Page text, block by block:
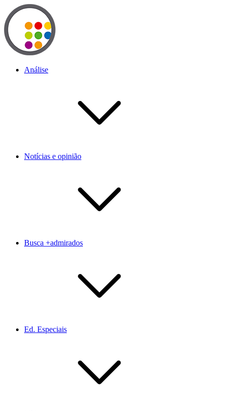
Análise
Notícias e opinião
Busca +admirados
Ed. Especiais